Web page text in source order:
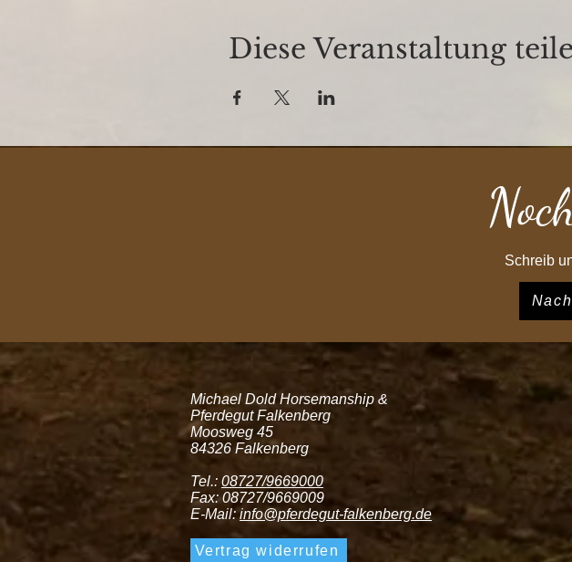
Diese Veranstaltung
Schreib
Michael Dold Horsemanship &
Pferdegut Falkenberg
Moosweg 45
84326 Falkenberg
Tel.: 08727/9669000
Fax: 08727/9669009
E-Mail:info@pferdegut-falkenberg.de
Vertrag widerrufen